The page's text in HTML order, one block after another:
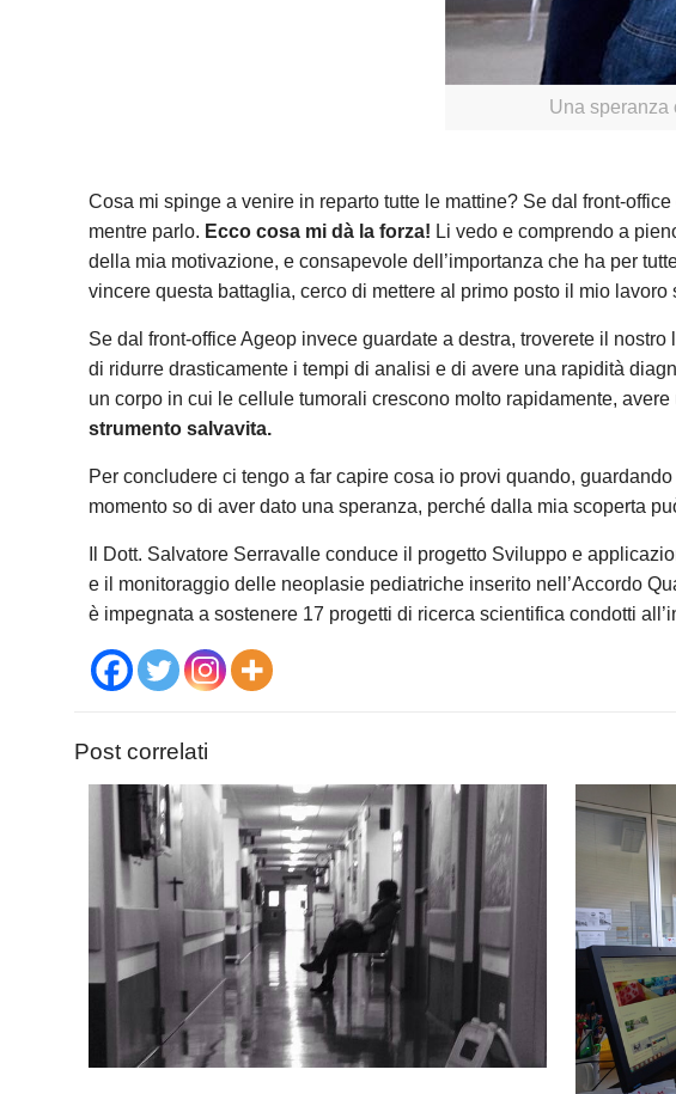
Una speranza
Cosa mi spinge a venire in reparto tutte le mattine? Se dal front-
mentre parlo. Ecco cosa mi dà la forza! Li vedo e comprendo a
della mia motivazione, e consapevole dell’importanza che ha per
vincere questa battaglia, cerco di mettere al primo posto il mio lavoro
Se dal front-office Ageop invece guardate a destra, troverete il
di ridurre drasticamente i tempi di analisi e di avere una rapidità
un corpo in cui le cellule tumorali crescono molto rapidamente,
strumento salvavita.
Per concludere ci tengo a far capire cosa io provi quando,
momento so di aver dato una speranza, perché dalla mia scoperta
Il Dott. Salvatore Serravalle conduce il progetto Sviluppo e
e il monitoraggio delle neoplasie pediatriche inserito nell’Accordo
è impegnata a sostenere 17 progetti di ricerca scientifica condotti
Post correlati